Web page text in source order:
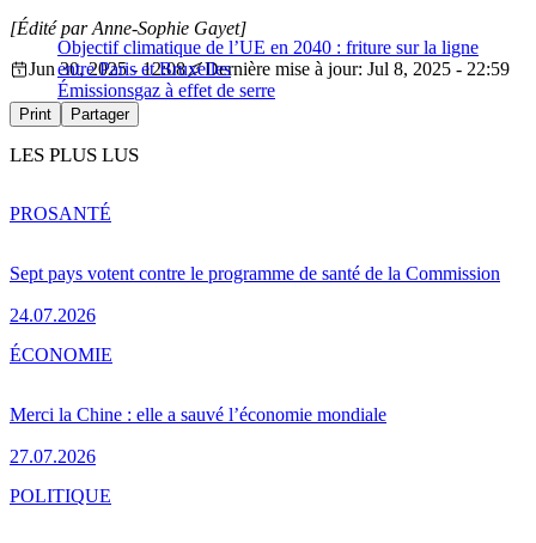
Objectif climatique de l’UE en 2040 : friture sur la ligne
entre Paris et Bruxelles
[Édité par Anne-Sophie Gayet]
Jun 30, 2025 - 12:08
Dernière mise à jour: Jul 8, 2025 - 22:59
Émissionsgaz à effet de serre
Print Partager
LES PLUS LUS
Sept pays votent contre le programme de santé de la Commission
24.07.2026
PROSANTÉ
Merci la Chine : elle a sauvé l’économie mondiale
27.07.2026
ÉCONOMIE
POLITIQUE